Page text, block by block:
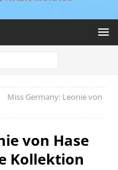
Miss Germany: Leonie von
von Hase
Kollektion